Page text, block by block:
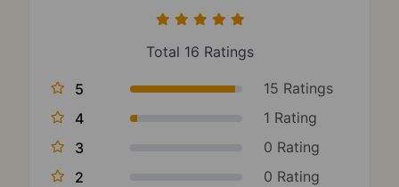
Total 16 Ratings
5
15 Ratings
4
1 Rating
3
0 Rating
2
0 Rating